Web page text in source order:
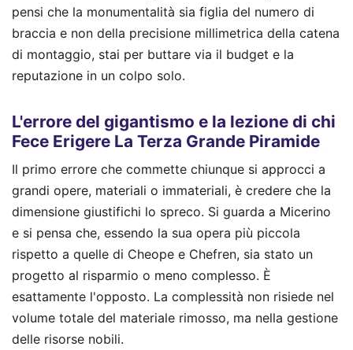
pensi che la monumentalità sia figlia del numero di
braccia e non della precisione millimetrica della catena
di montaggio, stai per buttare via il budget e la
reputazione in un colpo solo.
L'errore del gigantismo e la lezione di chi
Fece Erigere La Terza Grande Piramide
Il primo errore che commette chiunque si approcci a
grandi opere, materiali o immateriali, è credere che la
dimensione giustifichi lo spreco. Si guarda a Micerino
e si pensa che, essendo la sua opera più piccola
rispetto a quelle di Cheope e Chefren, sia stato un
progetto al risparmio o meno complesso. È
esattamente l'opposto. La complessità non risiede nel
volume totale del materiale rimosso, ma nella gestione
delle risorse nobili.